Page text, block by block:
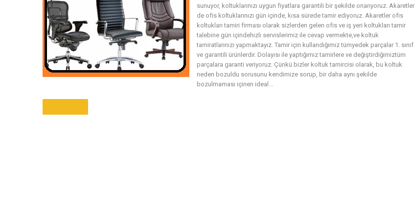
sunuyor, koltuklarınızı uygun fiyatlara garantili bir şekilde onarıyoruz. Akaretler
de ofis koltuklarınızı gün içinde, kısa sürede tamir ediyoruz. Akaretler ofis
koltukları tamiri firması olarak sizlerden gelen ofis ve iş yeri koltukları tamir
talebine gün içindehızlı servislerimiz ile cevap vermekte,ve koltuk
tamiratlarınızı yapmaktayız. Tamir için kullandığımız tümyedek parçalar 1. sınıf
ve garantili ürünlerdir. Dolayısı ile yaptığımız tamirlere ve değiştirdiğimiztüm
parçalara garanti veriyoruz. Çünkü bizler koltuk tamircisi olarak, bu koltuk
neden bozuldu sorusunu kendimize sorup, bir daha aynı şekilde
bozulmaması içinen ideal...